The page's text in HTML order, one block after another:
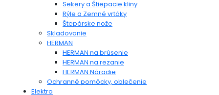
Sekery a Štiepacie kliny
Rýle a Zemné vrtáky
Štepárske nože
Skladovanie
HERMAN
HERMAN na brúsenie
HERMAN na rezanie
HERMAN Náradie
Ochranné pomôcky, oblečenie
Elektro